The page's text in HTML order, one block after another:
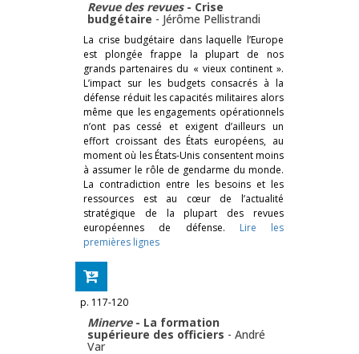
Revue des revues- Crise
budgétaire - Jérôme Pellistrandi
La crise budgétaire dans laquelle l’Europe
est plongée frappe la plupart de nos
grands partenaires du « vieux continent ».
L’impact sur les budgets consacrés à la
défense réduit les capacités militaires alors
même que les engagements opérationnels
n’ont pas cessé et exigent d’ailleurs un
effort croissant des États européens, au
moment où les États-Unis consentent moins
à assumer le rôle de gendarme du monde.
La contradiction entre les besoins et les
ressources est au cœur de l’actualité
stratégique de la plupart des revues
européennes de défense. Lire les
premières lignes
p. 117-120
Minerve - La formation
supérieure des officiers - André
Var